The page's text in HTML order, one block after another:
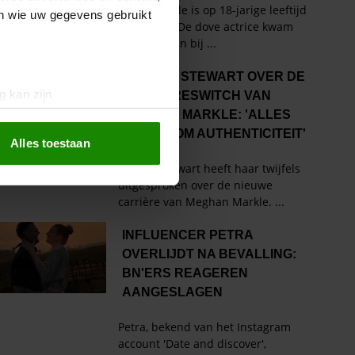
wie uw gegevens gebruikt
kan zijn
te bieden en om ons
partners voor social
die u aan ze heeft
met onze cookies als u
Alles toestaan